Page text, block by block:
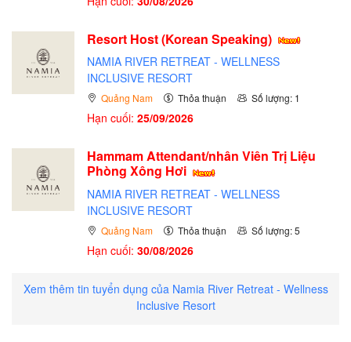
Resort Host (Korean Speaking)
NAMIA RIVER RETREAT - WELLNESS
INCLUSIVE RESORT
Quảng Nam Thỏa thuận Số lượng: 1
Hạn cuối: 25/09/2026
Hammam Attendant/nhân Viên Trị Liệu
Phòng Xông Hơi
NAMIA RIVER RETREAT - WELLNESS
INCLUSIVE RESORT
Quảng Nam Thỏa thuận Số lượng: 5
Hạn cuối: 30/08/2026
Xem thêm tin tuyển dụng của Namia River Retreat - Wellness
Inclusive Resort